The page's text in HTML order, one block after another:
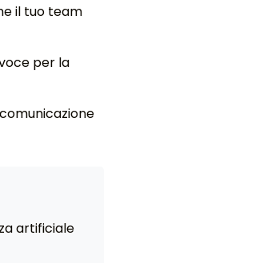
il tuo team
per la
artificiale